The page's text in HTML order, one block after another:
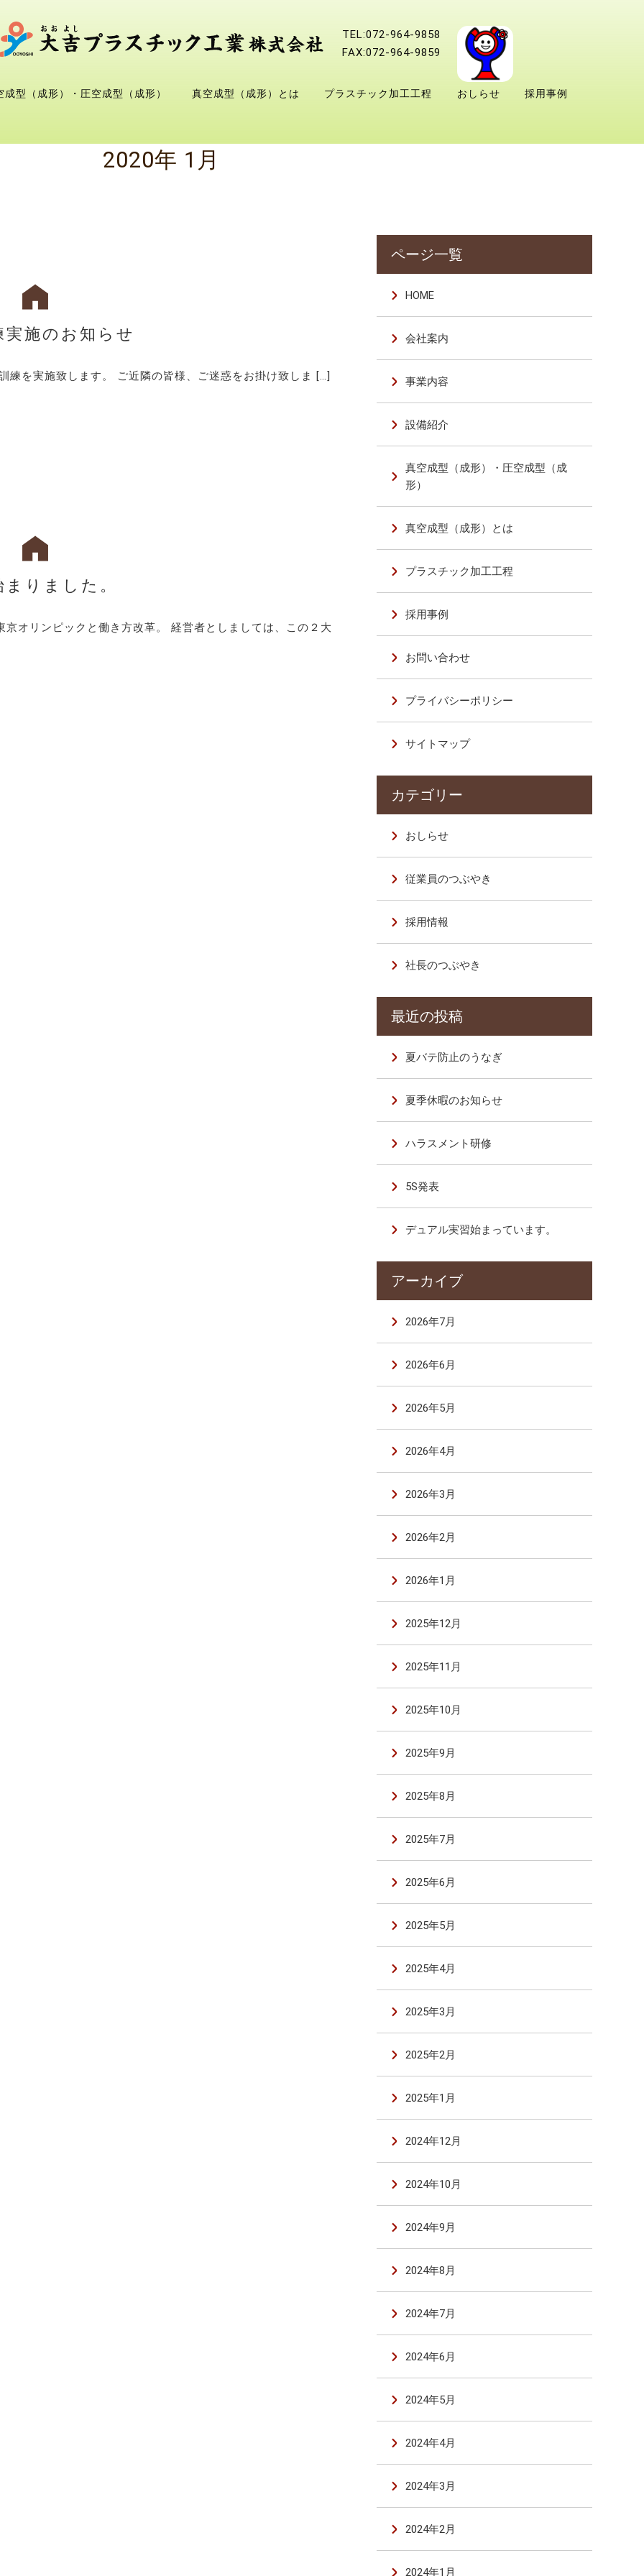
TEL:072-964-9858
FAX:072-964-9859
成型（成形）・圧空成型（成形） 真空成型（成形）とは プラスチック加工工程 おしらせ 採用事例
2020年 1月
実施のお知らせ
を実施致します。 ご近隣の皆様、ご迷惑をお掛け致しま […]
まりました。
オリンピックと働き方改革。 経営者としましては、この２大
HOME
会社案内
事業内容
設備紹介
真空成型（成形）・圧空成型（成
形）
真空成型（成形）とは
プラスチック加工工程
採用事例
お問い合わせ
プライバシーポリシー
サイトマップ
おしらせ
従業員のつぶやき
採用情報
社長のつぶやき
夏バテ防止のうなぎ
夏季休暇のお知らせ
ハラスメント研修
5S発表
デュアル実習始まっています。
2026年7月
2026年6月
2026年5月
2026年4月
2026年3月
2026年2月
2026年1月
2025年12月
2025年11月
2025年10月
2025年9月
2025年8月
2025年7月
2025年6月
2025年5月
2025年4月
2025年3月
2025年2月
2025年1月
2024年12月
2024年10月
2024年9月
2024年8月
2024年7月
2024年6月
2024年5月
2024年4月
2024年3月
2024年2月
2024年1月